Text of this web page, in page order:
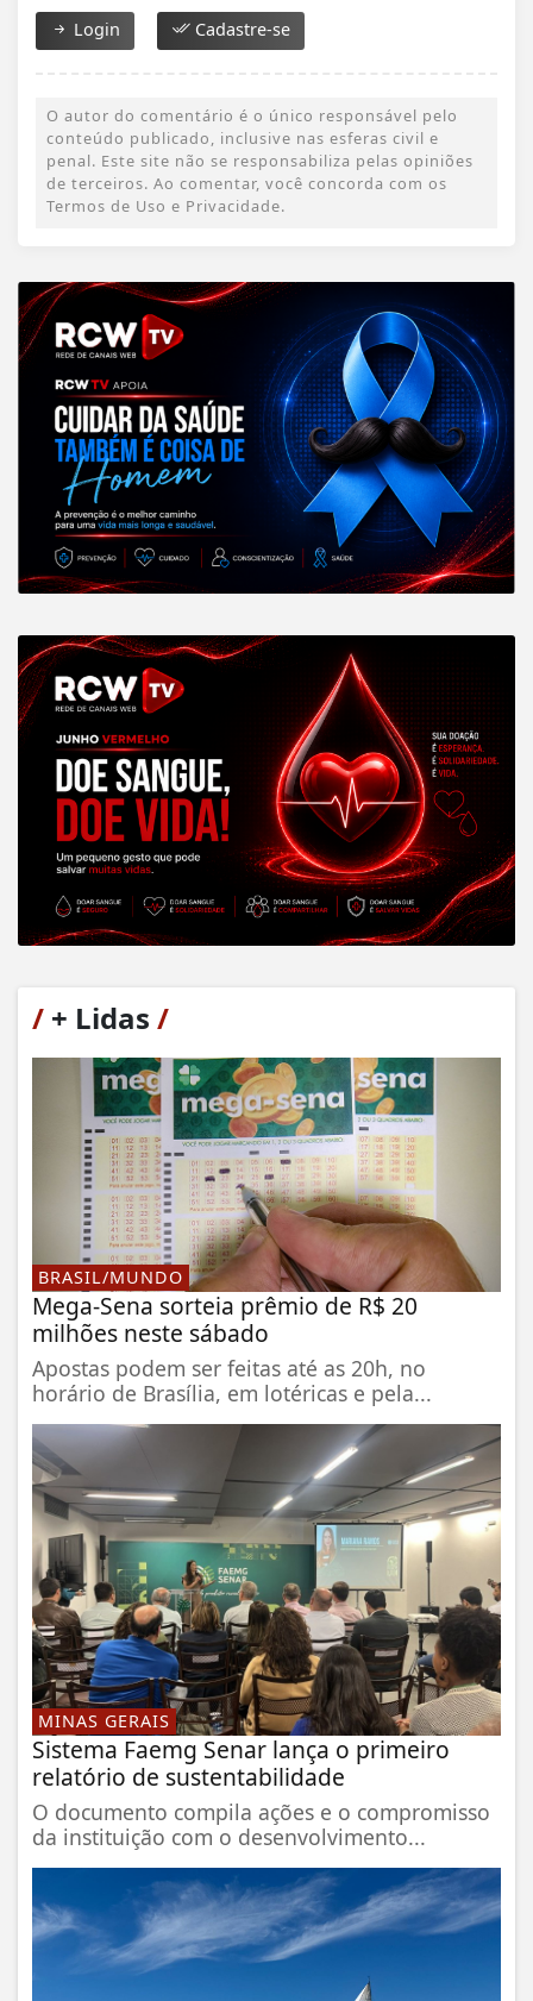
Login Cadastre-se
O autor do comentário é o único responsável pelo
conteúdo publicado, inclusive nas esferas civil e
penal. Este site não se responsabiliza pelas opiniões
de terceiros. Ao comentar, você concorda com os
Termos de Uso e Privacidade.
/ + Lidas /
BRASIL/MUNDO
Mega-Sena sorteia prêmio de R$ 20
milhões neste sábado
Apostas podem ser feitas até as 20h, no
horário de Brasília, em lotéricas e pela...
MINAS GERAIS
Sistema Faemg Senar lança o primeiro
relatório de sustentabilidade
O documento compila ações e o compromisso
da instituição com o desenvolvimento...